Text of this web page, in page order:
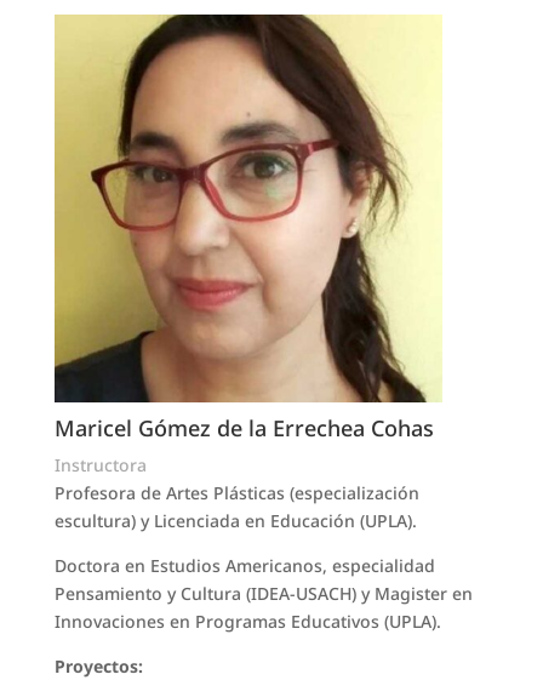
Maricel Gómez de la Errechea Cohas
Instructora
Profesora de Artes Plásticas (especialización
escultura) y Licenciada en Educación (UPLA).
Doctora en Estudios Americanos, especialidad
Pensamiento y Cultura (IDEA-USACH) y Magister en
Innovaciones en Programas Educativos (UPLA).
Proyectos: